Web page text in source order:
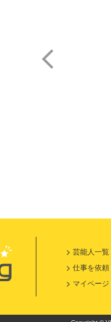
芸能人一覧
仕事を依頼
マイページ